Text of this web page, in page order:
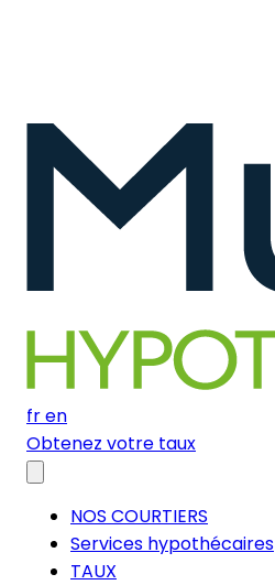
fren
Obtenez votre taux
NOS COURTIERS
Services hypothécaires
TAUX